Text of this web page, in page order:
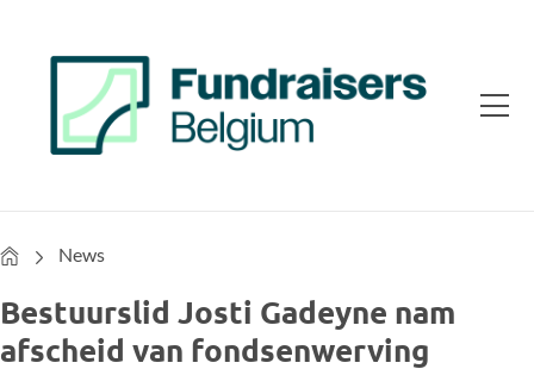
HomeNews
Bestuurslid Josti Gadeyne nam
afscheid van fondsenwerving